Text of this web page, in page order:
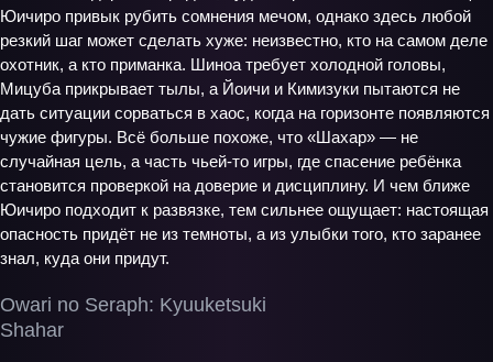
Owari no Seraph: Kyuuketsuki
Shahar
Юичиро привык рубить сомнения мечом, однако здесь любой
резкий шаг может сделать хуже: неизвестно, кто на самом деле
охотник, а кто приманка. Шиноа требует холодной головы,
Мицуба прикрывает тылы, а Йоичи и Кимизуки пытаются не
дать ситуации сорваться в хаос, когда на горизонте появляются
чужие фигуры. Всё больше похоже, что «Шахар» — не
случайная цель, а часть чьей‑то игры, где спасение ребёнка
становится проверкой на доверие и дисциплину. И чем ближе
Юичиро подходит к развязке, тем сильнее ощущает: настоящая
опасность придёт не из темноты, а из улыбки того, кто заранее
знал, куда они придут.